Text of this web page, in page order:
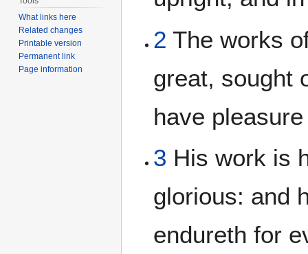
2 The works
great, sought
have
3 His work is
glorious: and
endureth for
What links here
Related changes
Printable version
Permanent link
Page information